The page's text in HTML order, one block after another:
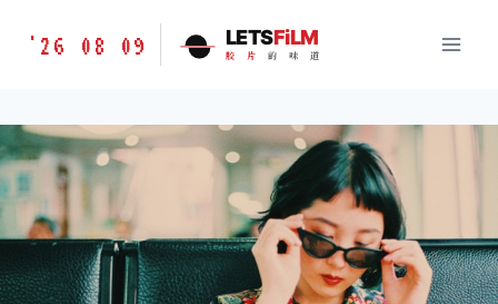
胶
味
道
LETSFILM
'26 08 09 LETSFiLM
胶 片 的 味 道